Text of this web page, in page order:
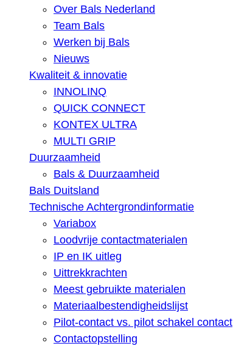
Over Bals Nederland
Team Bals
Werken bij Bals
Nieuws
Kwaliteit & innovatie
INNOLINQ
QUICK CONNECT
KONTEX ULTRA
MULTI GRIP
Duurzaamheid
Bals & Duurzaamheid
Bals Duitsland
Technische Achtergrondinformatie
Variabox
Loodvrije contactmaterialen
IP en IK uitleg
Uittrekkrachten
Meest gebruikte materialen
Materiaalbestendigheidslijst
Pilot-contact vs. pilot schakel contact
Contactopstelling